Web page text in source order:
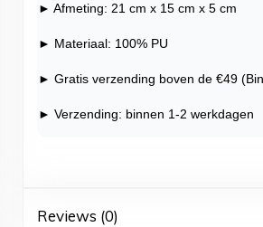
► Afmeting: 21 cm x 15 cm x 5 cm
► Materiaal: 100% PU
► Gratis verzending boven de €49
► Verzending: binnen 1-2 werkdagen
Reviews (0)